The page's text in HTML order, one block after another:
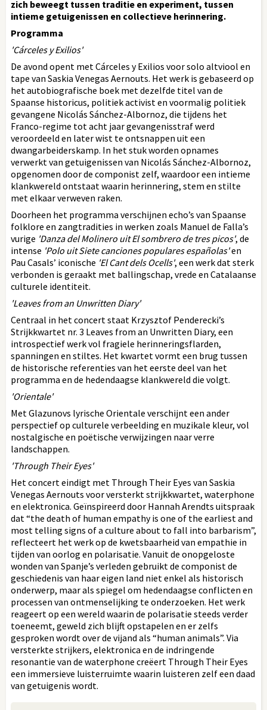
zich beweegt tussen traditie en experiment, tussen
intieme getuigenissen en collectieve herinnering.
Programma
'Cárceles y Exilios'
De avond opent met Cárceles y Exilios voor solo altviool en
tape van Saskia Venegas Aernouts. Het werk is gebaseerd op
het autobiografische boek met dezelfde titel van de
Spaanse historicus, politiek activist en voormalig politiek
gevangene Nicolás Sánchez-Albornoz, die tijdens het
Franco-regime tot acht jaar gevangenisstraf werd
veroordeeld en later wist te ontsnappen uit een
dwangarbeiderskamp. In het stuk worden opnames
verwerkt van getuigenissen van Nicolás Sánchez-Albornoz,
opgenomen door de componist zelf, waardoor een intieme
klankwereld ontstaat waarin herinnering, stem en stilte
met elkaar verweven raken.
Doorheen het programma verschijnen echo’s van Spaanse
folklore en zangtradities in werken zoals Manuel de Falla’s
vurige 'Danza del Molinero uit El sombrero de tres picos', de
intense 'Polo uit Siete canciones populares españolas'en
Pau Casals’ iconische 'El Cant dels Ocells', een werk dat sterk
verbonden is geraakt met ballingschap, vrede en Catalaanse
culturele identiteit.
'Leaves from an Unwritten Diary'
Centraal in het concert staat Krzysztof Penderecki’s
Strijkkwartet nr. 3 Leaves from an Unwritten Diary, een
introspectief werk vol fragiele herinneringsflarden,
spanningen en stiltes. Het kwartet vormt een brug tussen
de historische referenties van het eerste deel van het
programma en de hedendaagse klankwereld die volgt.
'Orientale'
Met Glazunovs lyrische Orientale verschijnt een ander
perspectief op culturele verbeelding en muzikale kleur, vol
nostalgische en poëtische verwijzingen naar verre
landschappen.
'Through Their Eyes'
Het concert eindigt met Through Their Eyes van Saskia
Venegas Aernouts voor versterkt strijkkwartet, waterphone
en elektronica. Geïnspireerd door Hannah Arendts uitspraak
dat “the death of human empathy is one of the earliest and
most telling signs of a culture about to fall into barbarism”,
reflecteert het werk op de kwetsbaarheid van empathie in
tijden van oorlog en polarisatie. Vanuit de onopgeloste
wonden van Spanje’s verleden gebruikt de componist de
geschiedenis van haar eigen land niet enkel als historisch
onderwerp, maar als spiegel om hedendaagse conflicten en
processen van ontmenselijking te onderzoeken. Het werk
reageert op een wereld waarin de polarisatie steeds verder
toeneemt, geweld zich blijft opstapelen en er zelfs
gesproken wordt over de vijand als “human animals”. Via
versterkte strijkers, elektronica en de indringende
resonantie van de waterphone creëert Through Their Eyes
een immersieve luisterruimte waarin luisteren zelf een daad
van getuigenis wordt.